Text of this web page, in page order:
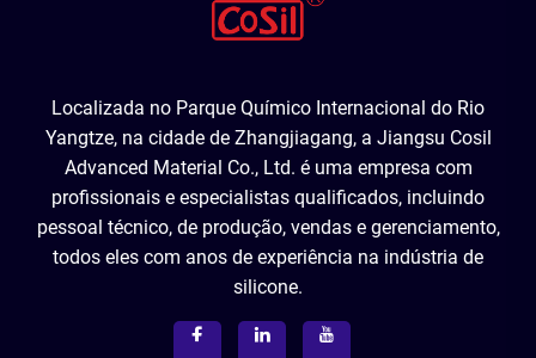
Localizada no Parque Químico Internacional do Rio
Yangtze, na cidade de Zhangjiagang, a Jiangsu Cosil
Advanced Material Co., Ltd. é uma empresa com
profissionais e especialistas qualificados, incluindo
pessoal técnico, de produção, vendas e gerenciamento,
todos eles com anos de experiência na indústria de
silicone.